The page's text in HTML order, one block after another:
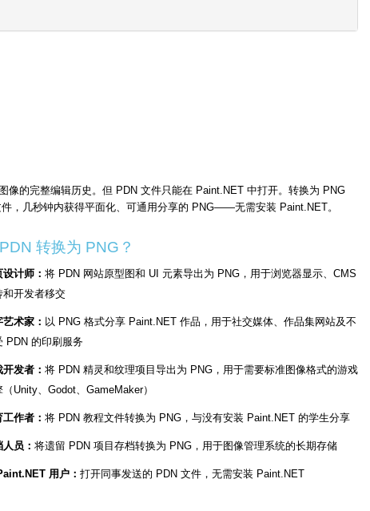
的完整编辑历史。但 PDN 文件只能在 Paint.NET 中打开。转换为 PNG
，几秒钟内获得平面化、可通用分享的 PNG——无需安装 Paint.NET。
转换为 PNG？
设计师： 将 PDN 网站原型图和 UI 元素导出为 PNG，用于浏览器显示、CMS
和开发者移交
术家： 以 PNG 格式分享 Paint.NET 作品，用于社交媒体、作品集网站及不
PDN 的印刷服务
发者： 将 PDN 精灵和纹理项目导出为 PNG，用于需要标准图像格式的游戏
（Unity、Godot、GameMaker）
作者： 将 PDN 教程文件转换为 PNG，与没有安装 Paint.NET 的学生分享
员： 将遗留 PDN 项目存档转换为 PNG，用于图像管理系统的长期存储
用户： 打开同事发送的 PDN 文件，无需安装 Paint.NET